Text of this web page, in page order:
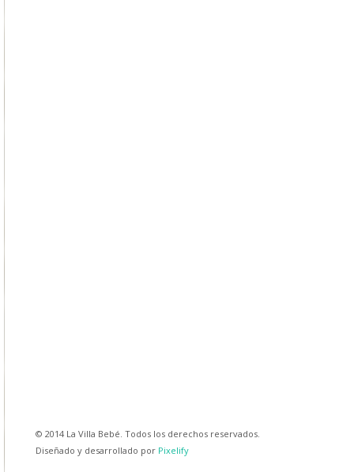
© 2014 La Villa Bebé. Todos los derechos reservados.
Diseñado y desarrollado por Pixelify